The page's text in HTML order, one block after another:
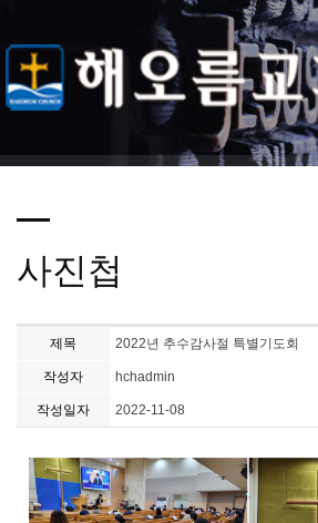
사진첩
제목 2022년 추수감사절 특별기도회
작성자 hchadmin
작성일자 2022-11-08